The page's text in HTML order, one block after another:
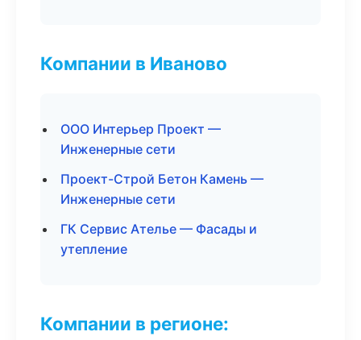
Компании в Иваново
ООО Интерьер Проект —
Инженерные сети
Проект-Строй Бетон Камень —
Инженерные сети
ГК Сервис Ателье — Фасады и
утепление
Компании в регионе: